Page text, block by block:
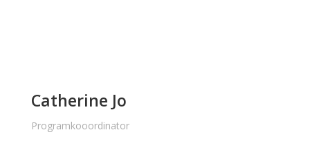
Catherine Jo
Programkooordinator